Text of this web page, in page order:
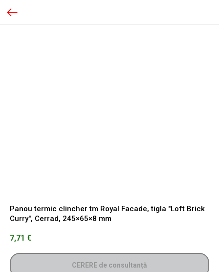
Panou termic clincher tm Royal Facade, tigla "Loft Brick
Curry", Cerrad, 245×65×8 mm
7,71 €
CERERE de consultanță